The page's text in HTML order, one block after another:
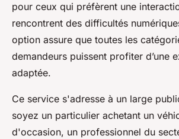
pour ceux qui préfèrent une
rencontrent des difficultés
option assure que toutes les
demandeurs puissent profiter d’une
adaptée.
Ce service s'adresse à un large
soyez un particulier achetant un
d'occasion, un professionnel du